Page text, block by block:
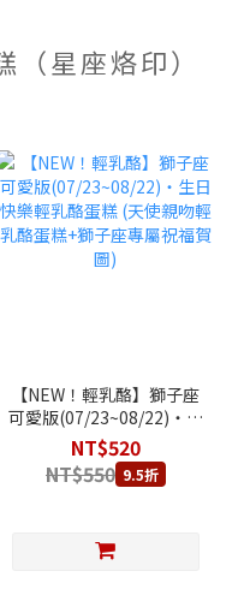
星座烙印）
【NEW！輕乳酪】獅子座
可愛版(07/23~08/22)‧生
日快樂輕乳酪蛋糕 (天使親
吻輕乳酪蛋糕+獅子座專屬
祝福賀圖)
NT$520
NT$550 9.5折